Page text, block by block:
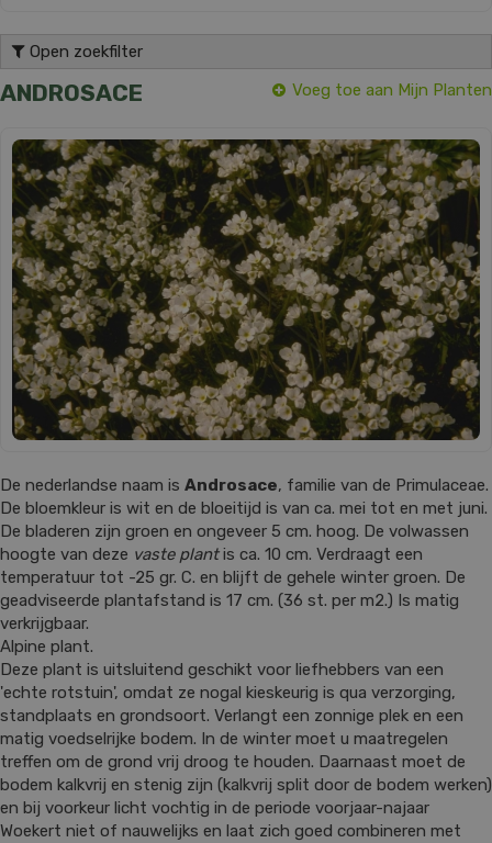
Open zoekfilter
ANDROSACE Voeg toe aan Mijn Planten
De nederlandse naam is Androsace, familie van de Primulaceae.
De bloemkleur is wit en de bloeitijd is van ca. mei tot en met juni.
De bladeren zijn groen en ongeveer 5 cm. hoog. De volwassen
hoogte van deze vaste plantis ca. 10 cm. Verdraagt een
temperatuur tot -25 gr. C. en blijft de gehele winter groen. De
geadviseerde plantafstand is 17 cm. (36 st. per m2.) Is matig
verkrijgbaar.
Alpine plant.
Deze plant is uitsluitend geschikt voor liefhebbers van een
'echte rotstuin', omdat ze nogal kieskeurig is qua verzorging,
standplaats en grondsoort. Verlangt een zonnige plek en een
matig voedselrijke bodem. In de winter moet u maatregelen
treffen om de grond vrij droog te houden. Daarnaast moet de
bodem kalkvrij en stenig zijn (kalkvrij split door de bodem werken)
en bij voorkeur licht vochtig in de periode voorjaar-najaar
Woekert niet of nauwelijks en laat zich goed combineren met